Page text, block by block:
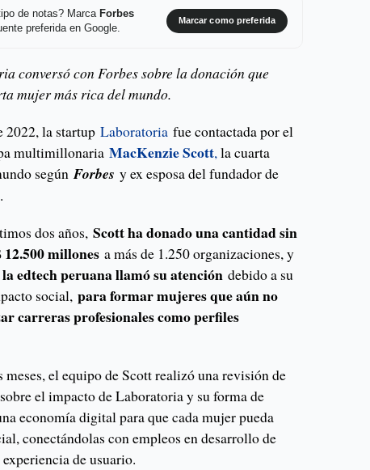
de notas? Marca Forbes
preferida en Google.
Marcar como preferida
conversó con Forbes sobre la donación que
mujer más rica del mundo.
2022, la startupLaboratoria fue contactada por el
multimillonariaMacKenzie Scott,la cuarta
segúnForbes y ex esposa del fundador de
.
dos años,Scott ha donado una cantidad sin
12.500 millones a más de 1.250 organizaciones, y
la edtech peruana llamó su atención debido a su
social,para formar mujeres que aún no
carreras profesionales como perfiles
meses, el equipo de Scott realizó una revisión de
el impacto de Laboratoria y su forma de
economía digital para que cada mujer pueda
conectándolas con empleos en desarrollo de
de usuario.